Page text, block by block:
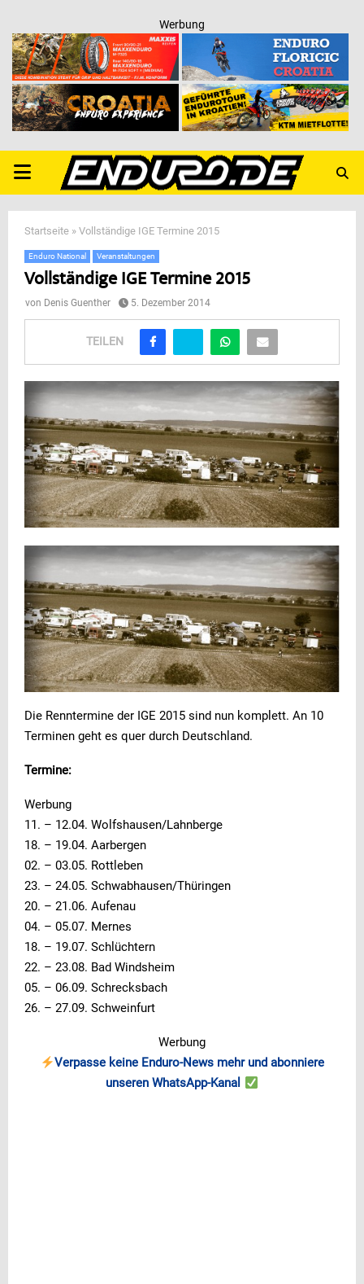
Werbung
PRIMARY
MENU
Startseite » Vollständige IGE Termine 2015
Enduro National Veranstaltungen
Vollständige IGE Termine 2015
von Denis Guenther 5. Dezember 2014
TEILEN
Die Renntermine der IGE 2015 sind nun komplett. An 10
Terminen geht es quer durch Deutschland.
Termine:
Werbung
11. – 12.04. Wolfshausen/Lahnberge
18. – 19.04. Aarbergen
02. – 03.05. Rottleben
23. – 24.05. Schwabhausen/Thüringen
20. – 21.06. Aufenau
04. – 05.07. Mernes
18. – 19.07. Schlüchtern
22. – 23.08. Bad Windsheim
05. – 06.09. Schrecksbach
26. – 27.09. Schweinfurt
Werbung
Verpasse keine Enduro-News mehr und abonniere
unseren WhatsApp-Kanal